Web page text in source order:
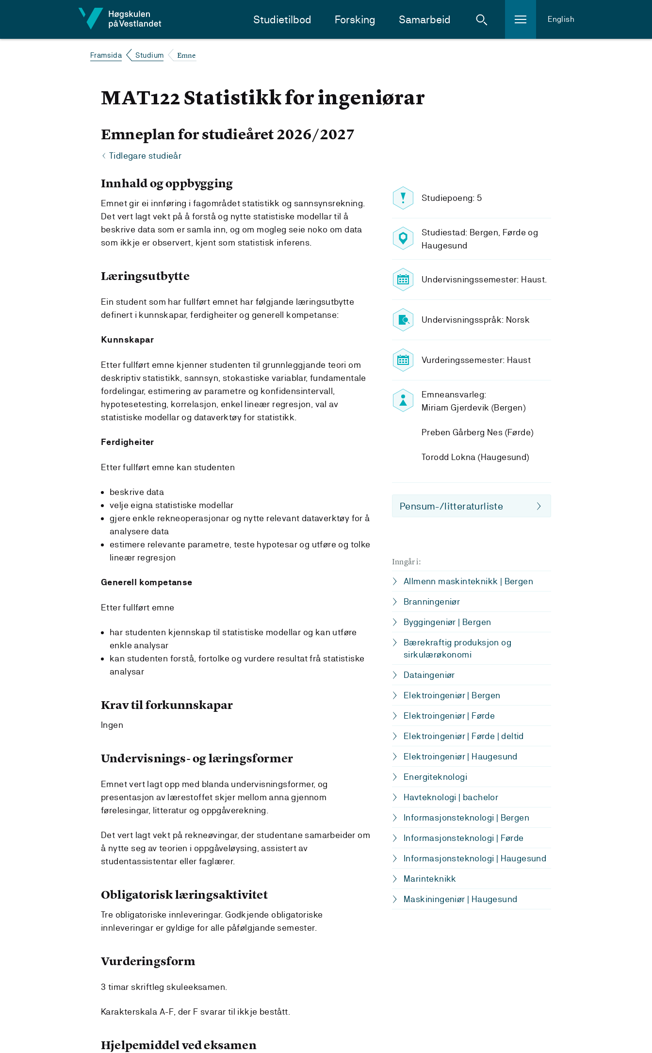
Studietilbod Forsking Samarbeid English
Framsida Studium Emne
MAT122 Statistikk for ingeniørar
Emneplan for studieåret 2026/2027
Tidlegare studieår
Studiepoeng: 5
Studiestad: Bergen, Førde og
Haugesund
Undervisningssemester: Haust.
Undervisningsspråk: Norsk
Vurderingssemester: Haust
Emneansvarleg:
Miriam Gjerdevik (Bergen)
Preben Gårberg Nes (Førde)
Torodd Lokna (Haugesund)
Pensum-/litteraturliste
Inngår i:
Allmenn maskinteknikk | Bergen
Branningeniør
Byggingeniør | Bergen
Bærekraftig produksjon og
sirkulærøkonomi
Dataingeniør
Elektroingeniør | Bergen
Elektroingeniør | Førde
Elektroingeniør | Førde | deltid
Elektroingeniør | Haugesund
Energiteknologi
Havteknologi | bachelor
Informasjonsteknologi | Bergen
Informasjonsteknologi | Førde
Informasjonsteknologi | Haugesund
Marinteknikk
Maskiningeniør | Haugesund
Innhald og oppbygging
Emnet gir ei innføring i fagområdet statistikk og sannsynsrekning.
Det vert lagt vekt på å forstå og nytte statistiske modellar til å
beskrive data som er samla inn, og om mogleg seie noko om data
som ikkje er observert, kjent som statistisk inferens.
Læringsutbytte
Ein student som har fullført emnet har følgjande læringsutbytte
definert i kunnskapar, ferdigheiter og generell kompetanse:
Kunnskapar
Etter fullført emne kjenner studenten til grunnleggjande teori om
deskriptiv statistikk, sannsyn, stokastiske variablar, fundamentale
fordelingar, estimering av parametre og konfidensintervall,
hypotesetesting, korrelasjon, enkel lineær regresjon, val av
statistiske modellar og dataverktøy for statistikk.
Ferdigheiter
Etter fullført emne kan studenten
beskrive data
velje eigna statistiske modellar
gjere enkle rekneoperasjonar og nytte relevant dataverktøy for å
analysere data
estimere relevante parametre, teste hypotesar og utføre og tolke
lineær regresjon
Generell kompetanse
Etter fullført emne
har studenten kjennskap til statistiske modellar og kan utføre
enkle analysar
kan studenten forstå, fortolke og vurdere resultat frå statistiske
analysar
Krav til forkunnskapar
Ingen
Undervisnings- og læringsformer
Emnet vert lagt opp med blanda undervisningsformer, og
presentasjon av lærestoffet skjer mellom anna gjennom
førelesingar, litteratur og oppgåverekning.
Det vert lagt vekt på rekneøvingar, der studentane samarbeider om
å nytte seg av teorien i oppgåveløysing, assistert av
studentassistentar eller faglærer.
Obligatorisk læringsaktivitet
Tre obligatoriske innleveringar. Godkjende obligatoriske
innleveringar er gyldige for alle påfølgjande semester.
Vurderingsform
3 timar skriftleg skuleeksamen.
Karakterskala A-F, der F svarar til ikkje bestått.
Hjelpemiddel ved eksamen